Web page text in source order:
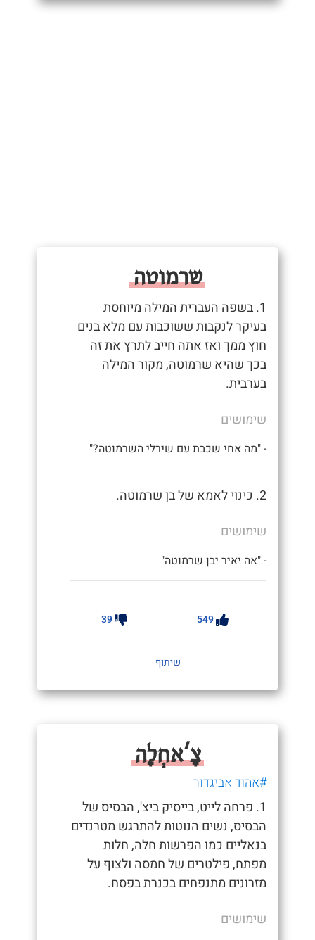
שרמוטה
1. בשפה העברית המילה מיוחסת
בעיקר לנקבות ששוכבות עם מלא בנים
חוץ ממך ואז אתה חייב לתרץ את זה
בכך שהיא שרמוטה, מקור המילה
בערבית.
שימושים
- "מה אחי שכבת עם שירלי השרמוטה?"
2. כינוי לאמא של בן שרמוטה.
שימושים
- "אה יאיר יבן שרמוטה"
549
39
שיתוף
צָ'אחְלָה
#אהוד אביגדור
1. פרחה לייט, בייסיק ביצ', הבסיס של
הבסיס, נשים הנוטות להתרגש מטרנדים
בנאליים כמו הפרשות חלה, חלות
מפתח, פילטרים של חמסה ולצוף על
מזרונים מתנפחים בכנרת בפסח.
שימושים